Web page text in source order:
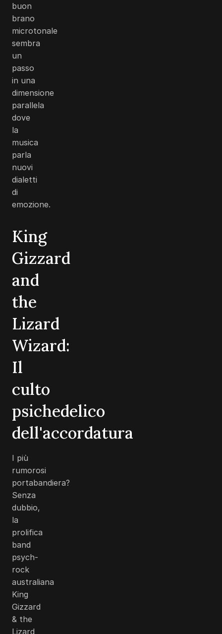
buon
brano
microtonale
sembra
un
passo
in una
dimensione
parallela
dove
la
musica
parla
nuovi
dialetti
di
emozione.
King
Gizzard
and
the
Lizard
Wizard:
Il
culto
psichedelico
dell'accordatura
I più
rumorosi
portabandiera?
Senza
dubbio,
la
prolifica
band
psych-
rock
australiana
King
Gizzard
& the
Lizard